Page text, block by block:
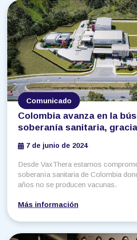
Comunicado
Colombia avanza en la
soberanía sanitaria,
VaxThera
7 de junio de 2024
Desde VaxThera estamos
soberanía sanitaria de Colombia
años no se producen vacunas.
Más información